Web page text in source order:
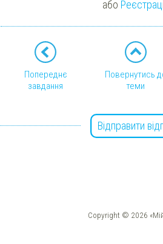
або
Попереднє
завдання
Повернутись
теми
Відправити
Copyright © 2026